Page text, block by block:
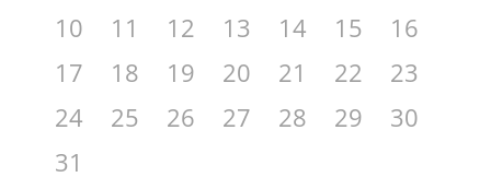
10
11 12 13 14 15
16
17
18 19 20 21 22
23
24
25 26 27 28 29
30
31